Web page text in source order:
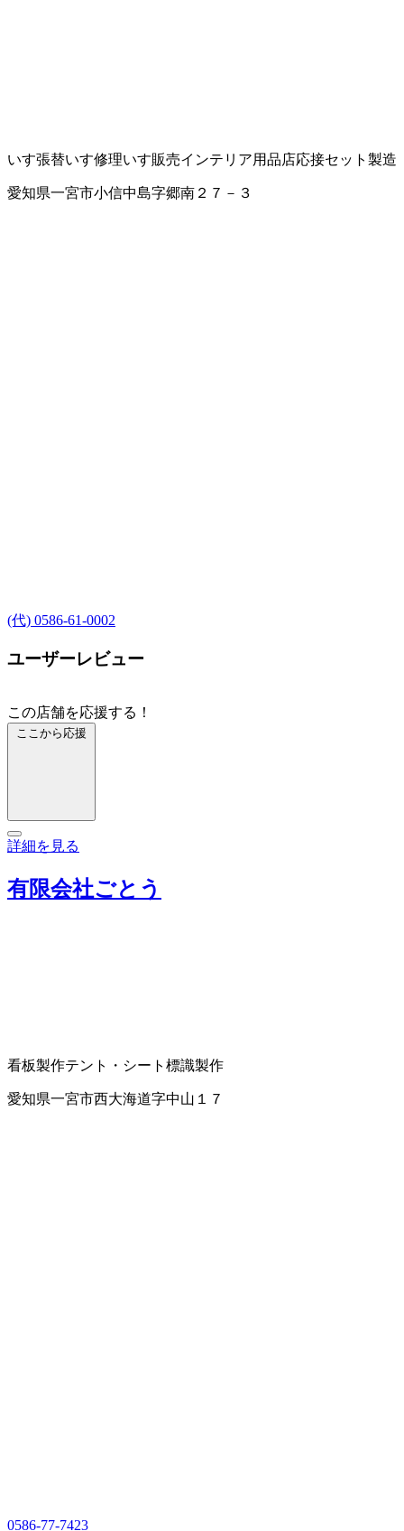
いす張替いす修理いす販売インテリア用品店応接セット製造
愛知県一宮市小信中島字郷南２７－３
(代) 0586-61-0002
ユーザーレビュー
この店舗を応援する！
ここから応援
詳細を見る
有限会社ごとう
看板製作テント・シート 標識製作
愛知県一宮市西大海道字中山１７
0586-77-7423